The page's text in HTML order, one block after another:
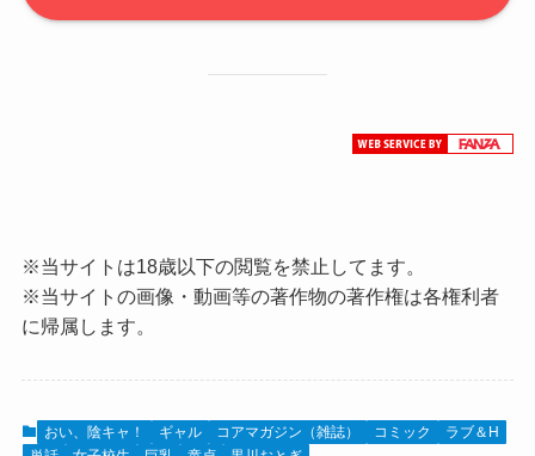
※当サイトは18歳以下の閲覧を禁止してます。
※当サイトの画像・動画等の著作物の著作権は各権利者
に帰属します。
おい、陰キャ！ ギャル コアマガジン（雑誌） コミック
ラブ＆H